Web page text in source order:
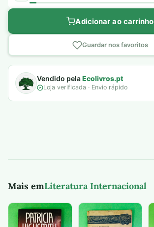
Adicionar ao carrinho
Guardar nos favoritos
Vendido pelaEcolivros.pt
Loja verificada · Envio rápido
Mais emLiteratura Internacional